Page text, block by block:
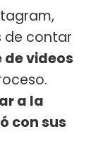
de contar
videos
a la
con sus